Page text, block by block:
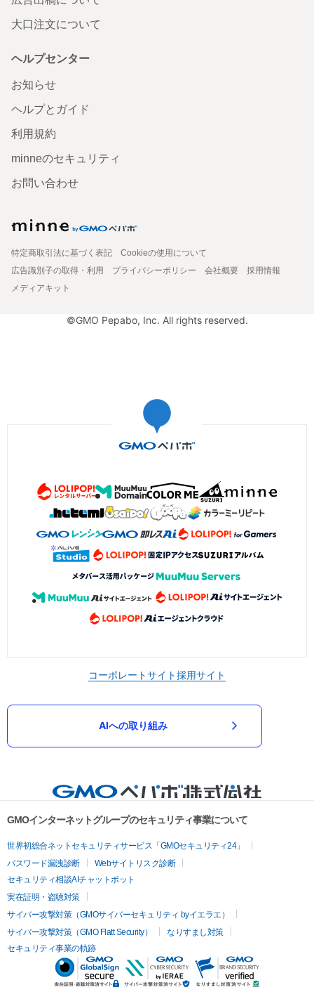
大口注文について
ヘルプセンター
お知らせ
ヘルプとガイド
利用規約
minneのセキュリティ
お問い合わせ
特定商取引法に基づく表記
Cookieの使用について
広告識別子の取得・利用
プライバシーポリシー 会社概要
採用情報
メディアキット
©GMO Pepabo, Inc. All rights reserved.
コーポレートサイト採用サイト
AIへの取り組み
GMOインターネットグループのセキュリティ事業について
世界初総合ネットセキュリティサービス「GMOセキュリティ24」
パスワード漏洩診断
Webサイトリスク診断
セキュリティ相談AIチャットボット
実在証明・盗聴対策
サイバー攻撃対策（GMOサイバーセキュリティ byイエラエ）
サイバー攻撃対策（GMO Flatt Security）
なりすまし対策
セキュリティ事業の軌跡